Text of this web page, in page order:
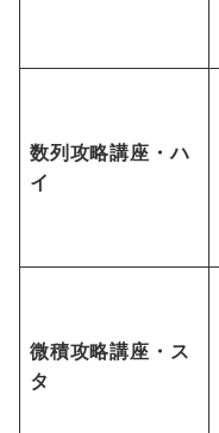
数列攻略講座・ハ
イ
微積攻略講座 ・ス
タ